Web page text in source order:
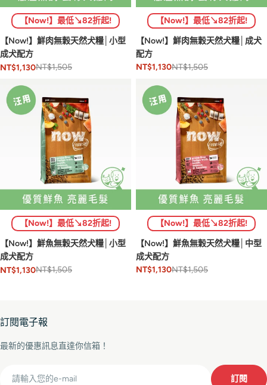
【Now!】最低↘82折起!
【Now!】鮮肉無穀天然犬糧│小型
成犬配方
NT$1,130NT$1,505
【Now!】最低↘82折起!
【Now!】鮮肉無穀天然犬糧│成犬
配方
NT$1,130NT$1,505
【Now!】最低↘82折起!
【Now!】鮮魚無穀天然犬糧│小型
成犬配方
NT$1,130NT$1,505
【Now!】最低↘82折起!
【Now!】鮮魚無穀天然犬糧│中型
成犬配方
NT$1,130NT$1,505
訂閱電子報
最新的優惠訊息直達你信箱！
訂閱